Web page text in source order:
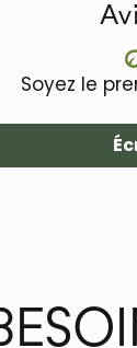
Soyez le